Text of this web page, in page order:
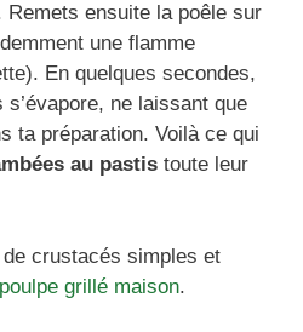
ensuite la poêle sur
une flamme
En quelques secondes,
s’évapore, ne laissant que
ta préparation. Voilà ce qui
au pastis toute leur
crustacés simples et
poulpe grillé maison.